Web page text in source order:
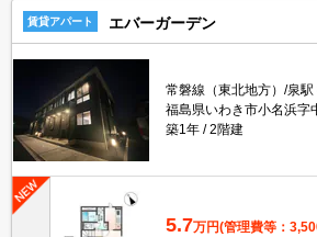
賃貸アパート エバーガーデン
常磐線（東北地方）/泉
福島県いわき市小名浜字
築1年
2階建
5.7万円(管理費等：